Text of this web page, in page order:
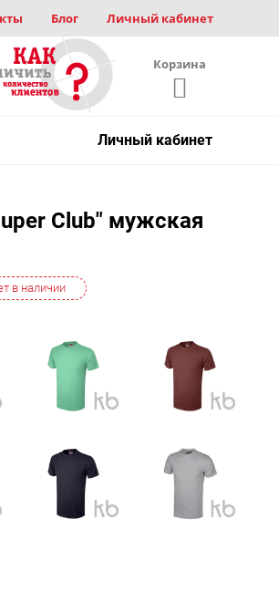
Блог Личный кабинет
Корзина
Личный кабинет
Club" мужская
в наличии